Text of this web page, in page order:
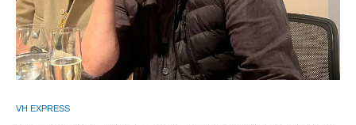
VH EXPRESS